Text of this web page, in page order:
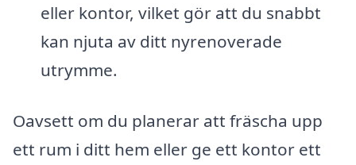
eller kontor, vilket gör att du snabbt
kan njuta av ditt nyrenoverade
utrymme.
Oavsett om du planerar att fräscha upp
ett rum i ditt hem eller ge ett kontor ett